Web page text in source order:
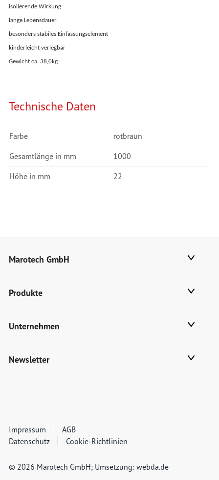
isolierendeWirkung
langeLebensdauer
besonders stabiles Einfassungselement
kinderleicht verlegbar
Gewicht ca. 38,0kg
Technische Daten
Farbe rotbraun
Gesamtlänge in mm 1000
Höhe in mm 22
Marotech GmbH
Produkte
Unternehmen
Newsletter
Impressum
AGB
Datenschutz
Cookie-Richtlinien
© 2026 Marotech GmbH; Umsetzung: webda.de